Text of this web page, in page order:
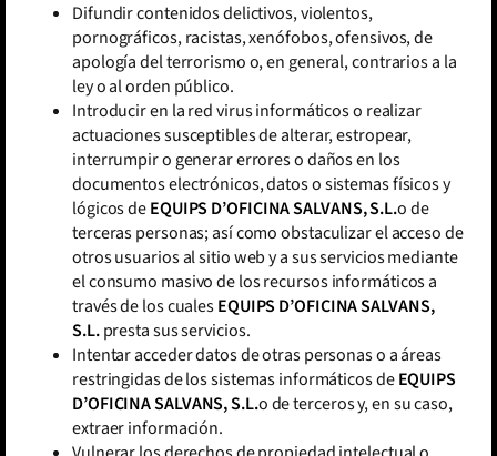
Difundir contenidos delictivos, violentos,
pornográficos, racistas, xenófobos, ofensivos, de
apología del terrorismo o, en general, contrarios a la
ley o al orden público.
Introducir en la red virus informáticos o realizar
actuaciones susceptibles de alterar, estropear,
interrumpir o generar errores o daños en los
documentos electrónicos, datos o sistemas físicos y
lógicos deEQUIPS D’OFICINA SALVANS, S.L.o de
terceras personas; así como obstaculizar el acceso de
otros usuarios al sitio web y a sus servicios mediante
el consumo masivo de los recursos informáticos a
través de los cualesEQUIPS D’OFICINA SALVANS,
S.L.presta sus servicios.
Intentar acceder datos de otras personas o a áreas
restringidas de los sistemas informáticos deEQUIPS
D’OFICINA SALVANS, S.L.o de terceros y, en su caso,
extraer información.